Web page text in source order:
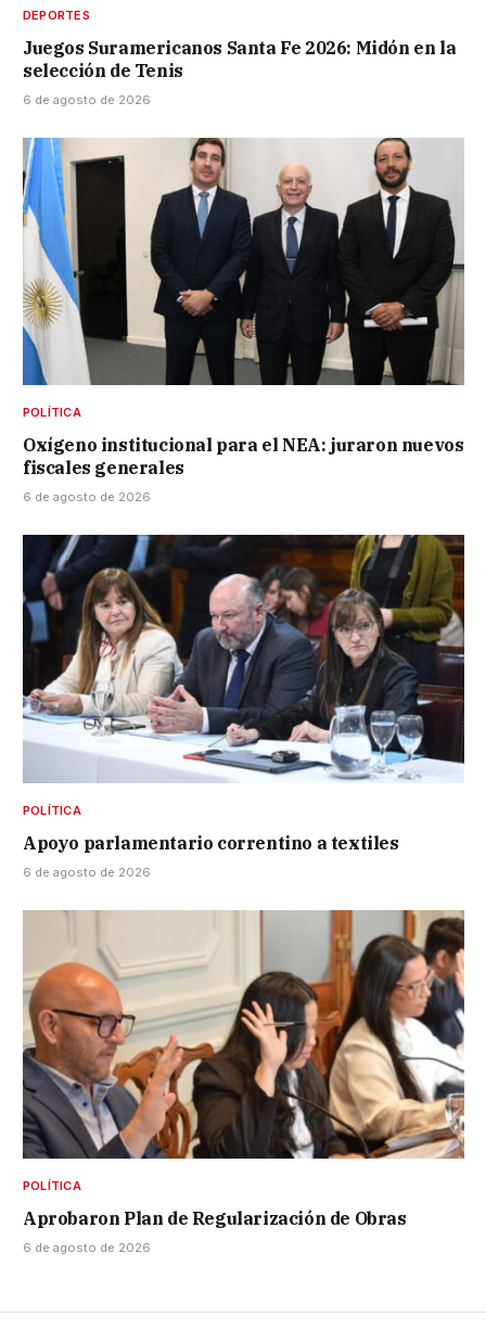
DEPORTES
Juegos Suramericanos Santa Fe 2026: Midón en la
selección de Tenis
6 de agosto de 2026
POLÍTICA
Oxígeno institucional para el NEA: juraron nuevos
fiscales generales
6 de agosto de 2026
POLÍTICA
Apoyo parlamentario correntino a textiles
6 de agosto de 2026
POLÍTICA
Aprobaron Plan de Regularización de Obras
6 de agosto de 2026